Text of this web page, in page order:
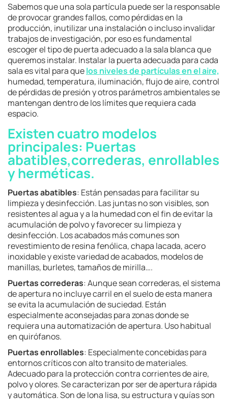
Sabemos que una sola partícula puede ser la responsable
de provocar grandes fallos, como pérdidas en la
producción, inutilizar una instalación o incluso invalidar
trabajos de investigación, por eso es fundamental
escoger el tipo de puerta adecuado a la sala blanca que
queremos instalar. Instalar la puerta adecuada para cada
sala es vital para quelos niveles de partículas en el aire,
humedad, temperatura, iluminación, flujo de aire, control
de pérdidas de presión y otros parámetros ambientales se
mantengan dentro de los límites que requiera cada
espacio.
Existen cuatro modelos
principales: Puertas
abatibles,correderas, enrollables
y herméticas.
Puertas abatibles: Están pensadas para facilitar su
limpieza y desinfección. Las juntas no son visibles, son
resistentes al agua y a la humedad con el fin de evitar la
acumulación de polvo y favorecer su limpieza y
desinfección. Los acabados más comunes son
revestimiento de resina fenólica, chapa lacada, acero
inoxidable y existe variedad de acabados, modelos de
manillas, burletes, tamaños de mirilla….
Puertas correderas: Aunque sean correderas, el sistema
de apertura no incluye carril en el suelo de esta manera
se evita la acumulación de suciedad. Están
especialmente aconsejadas para zonas donde se
requiera una automatización de apertura. Uso habitual
en quirófanos.
Puertas enrollables: Especialmente concebidas para
entornos críticos con alto transito de materiales.
Adecuado para la protección contra corrientes de aire,
polvo y olores. Se caracterizan por ser de apertura rápida
y automática. Son de lona lisa, su estructura y guías son